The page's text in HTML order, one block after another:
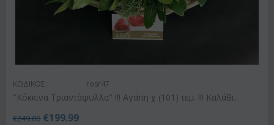
ΚΩΔΙΚΟΣ: rosr47
"Κόκκινα Τριαντάφυλλα" !!! Αγάπη χ (101) τεμ. !!! Καλάθι.
€249.00 €199.99